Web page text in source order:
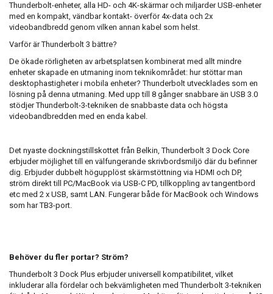
Thunderbolt-enheter, alla HD- och 4K-skärmar och miljarder USB-enheter
med en kompakt, vändbar kontakt- överför 4x-data och 2x
videobandbredd genom vilken annan kabel som helst.
Varför är Thunderbolt 3 bättre?
De ökade rörligheten av arbetsplatsen kombinerat med allt mindre
enheter skapade en utmaning inom teknikområdet: hur stöttar man
desktophastigheter i mobila enheter? Thunderbolt utvecklades som en
lösning på denna utmaning. Med upp till 8 gånger snabbare än USB 3.0
stödjer Thunderbolt-3-tekniken de snabbaste data och högsta
videobandbredden med en enda kabel.
Det nyaste dockningstillskottet från Belkin, Thunderbolt 3 Dock Core
erbjuder möjlighet till en välfungerande skrivbordsmiljö där du befinner
dig. Erbjuder dubbelt högupplöst skärmstöttning via HDMI och DP,
ström direkt till PC/MacBook via USB-C PD, tillkoppling av tangentbord
etc med 2 x USB, samt LAN. Fungerar både för MacBook och Windows
som har TB3-port.
Behöver du fler portar? Ström?
Thunderbolt 3 Dock Plus erbjuder universell kompatibilitet, vilket
inkluderar alla fördelar och bekvämligheten med Thunderbolt 3-tekniken